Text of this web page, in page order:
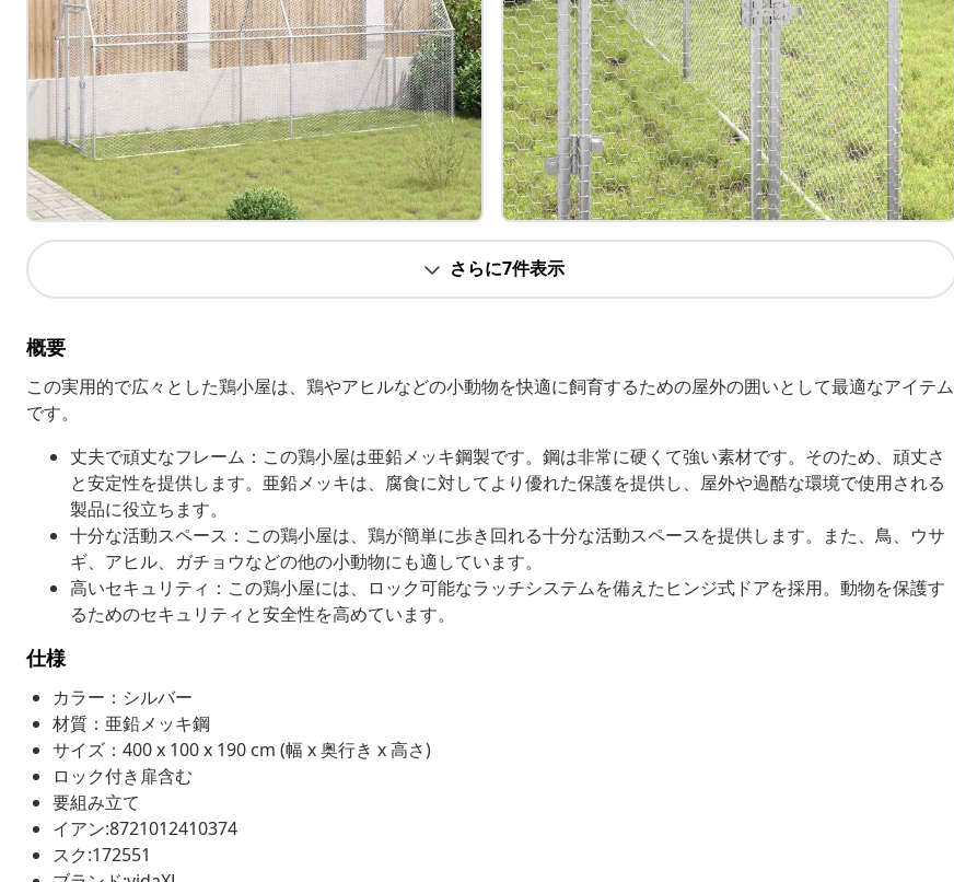
さらに7件表示
概要
この実用的で広々とした鶏小屋は、鶏やアヒルなどの小動物を快適に飼育するための屋外の囲いとして最適なアイテム
です。
丈夫で頑丈なフレーム：この鶏小屋は亜鉛メッキ鋼製です。鋼は非常に硬くて強い素材です。そのため、頑丈さ
と安定性を提供します。亜鉛メッキは、腐食に対してより優れた保護を提供し、屋外や過酷な環境で使用される
製品に役立ちます。
十分な活動スペース：この鶏小屋は、鶏が簡単に歩き回れる十分な活動スペースを提供します。また、鳥、ウサ
ギ、アヒル、ガチョウなどの他の小動物にも適しています。
高いセキュリティ：この鶏小屋には、ロック可能なラッチシステムを備えたヒンジ式ドアを採用。動物を保護す
るためのセキュリティと安全性を高めています。
仕様
カラー：シルバー
材質：亜鉛メッキ鋼
サイズ：400 x 100 x 190 cm (幅 x 奥行き x 高さ)
ロック付き扉含む
要組み立て
イアン:8721012410374
スク:172551